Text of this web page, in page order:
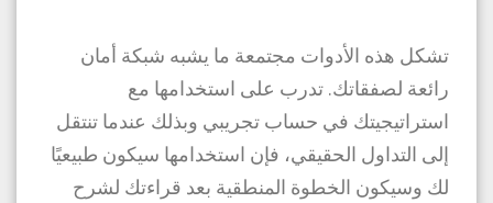
تشكل هذه الأدوات مجتمعة ما يشبه شبكة أمان
رائعة لصفقاتك. تدرب على استخدامها مع
استراتيجيتك في حساب تجريبي وبذلك عندما تنتقل
إلى التداول الحقيقي، فإن استخدامها سيكون طبيعيًا
لك وسيكون الخطوة المنطقية بعد قراءتك لشرح